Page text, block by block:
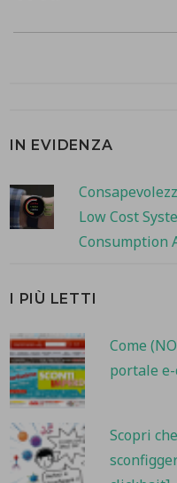
IN EVIDENZA
Low Cost
Consumption
I PIÙ LETTI
Come
portale
Scopri